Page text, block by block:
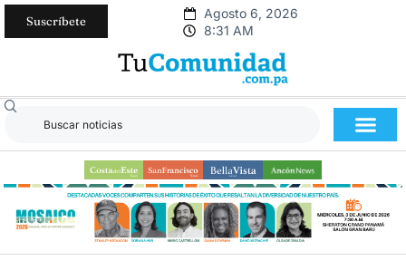
Suscríbete
Agosto 6, 2026
8:31 AM